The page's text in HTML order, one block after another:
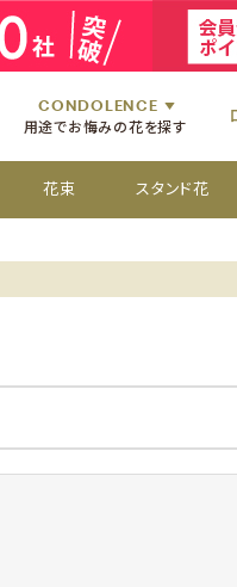
花
お花
CONDOLENCE
用途でお悔みの花を探す
え花
え花
お彼岸のお供え花
供花[通夜・葬儀
花束 スタンド花